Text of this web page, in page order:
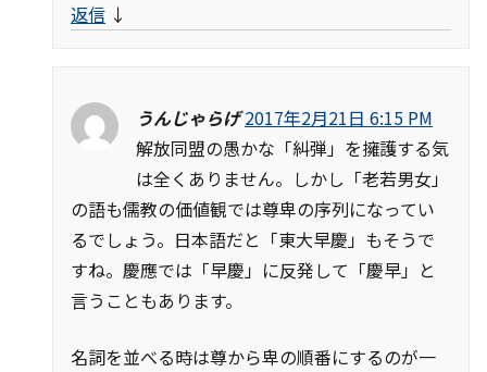
返信 ↓
うんじゃらげ 2017年2月21日 6:15 PM
解放同盟の愚かな「糾弾」を擁護する気
は全くありません。しかし「老若男女」
の語も儒教の価値観では尊卑の序列になってい
るでしょう。日本語だと「東大早慶」もそうで
すね。慶應では「早慶」に反発して「慶早」と
言うこともあります。
名詞を並べる時は尊から卑の順番にするのが一